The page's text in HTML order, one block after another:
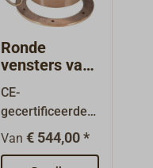
Ronde
vensters van
het schip /
patrijspoort
DAVEY brons
(CE)
CE-
gecertificeerde
patrijspoort,
middelzware
Van € 544,00 *